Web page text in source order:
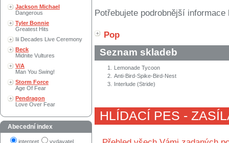
Jackson Michael
Dangerous
Tyler Bonnie
Greatest Hits
Iii Decades Live Ceremony
Beck
Midnite Vultures
V/A
Man You Swing!
Storm Force
Age Of Fear
Pendragon
Love Over Fear
Abecední index
interpret vydavatel
Potřebujete podrobnější
Pop
Seznam skladeb
1.
Lemonade Tycoon
2. Anti-Bird-Spike-Bird-Nest
3.
Interlude (Stride)
HLÍDACÍ PES -